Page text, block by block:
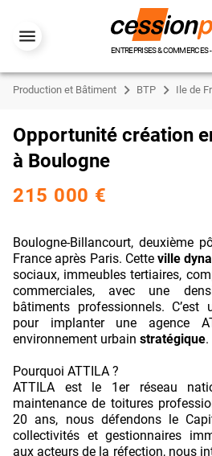
ENTREPRISES & COMMERCES
Production et Bâtiment BTP Ile de
Opportunité création
à Boulogne
215 000 €
Boulogne-Billancourt, deuxième
France après Paris. Cetteville
sociaux, immeubles tertiaires,
commerciales, avec une
bâtiments professionnels. C’est
pour implanter une agence
environnement urbain stratégique.
Pourquoi ATTILA ?
ATTILA est le 1er réseau
maintenance de toitures
20 ans, nous défendons le
collectivités et gestionnaires
aux acteurs de la réfection, nous